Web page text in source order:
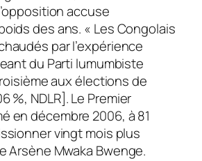
accuse
des ans. « Les Congolais
par l’expérience
du Parti lumumbiste
aux élections de
%, NDLR]. Le Premier
en décembre 2006, à 81
vingt mois plus
Arsène Mwaka Bwenge.